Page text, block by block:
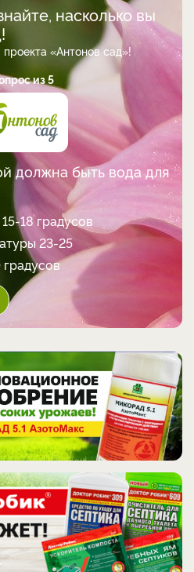
насколько вы
«Антонов сад»!
из 5
должна быть вода для
18 градусов
23-25